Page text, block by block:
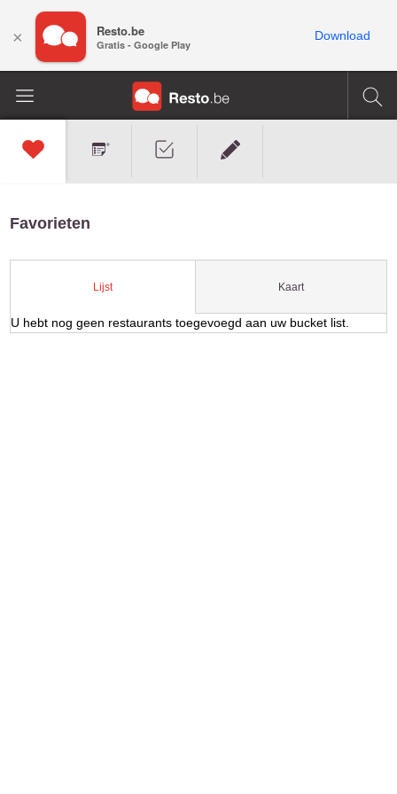
Favorieten
Lijst Kaart
U hebt nog geen restaurants toegevoegd aan uw bucket list.
× Resto.be
Gratis - Google Play
Download